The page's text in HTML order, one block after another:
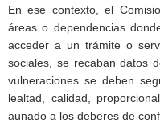
En ese contexto, el
áreas o dependencias
acceder a un trámite o
sociales, se recaban datos
vulneraciones se deben
lealtad, calidad,
aunado a los deberes de